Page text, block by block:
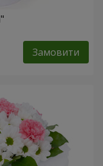
Замовити